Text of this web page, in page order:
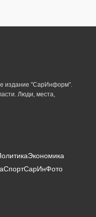
издание "СарИнформ".
Люди, места,
Экономика
СпортСарИнФото